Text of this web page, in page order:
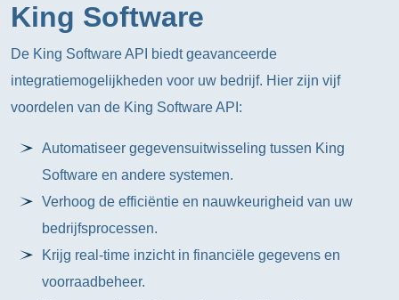
King Software
De King Software API biedt geavanceerde
integratiemogelijkheden voor uw bedrijf. Hier zijn vijf
voordelen van de King Software API:
Automatiseer gegevensuitwisseling tussen King
Software en andere systemen.
Verhoog de efficiëntie en nauwkeurigheid van uw
bedrijfsprocessen.
Krijg real-time inzicht in financiële gegevens en
voorraadbeheer.